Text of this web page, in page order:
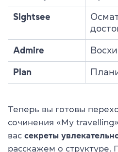
Sightsee
Admire
Plan
Теперь вы готовы
сочинения «My
вас секреты
расскажем о структуре.